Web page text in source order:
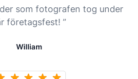
som fotografen tog under
företagsfest! ”
William